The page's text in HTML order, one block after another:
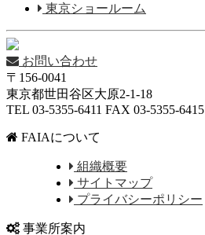
東京ショールーム
お問い合わせ
〒156-0041
東京都世田谷区大原2-1-18
TEL 03-5355-6411 FAX 03-5355-6415
FAIAについて
組織概要
サイトマップ
プライバシーポリシー
事業所案内